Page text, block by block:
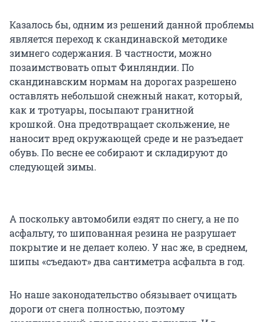
Казалось бы, одним из решений данной проблемы
является переход к скандинавской методике
зимнего содержания. В частности, можно
позаимствовать опыт Финляндии. По
скандинавским нормам на дорогах разрешено
оставлять небольшой снежный накат, который,
как и тротуары, посыпают гранитной
крошкой. Она предотвращает скольжение, не
наносит вред окружающей среде и не разъедает
обувь. По весне ее собирают и складируют до
следующей зимы.
А поскольку автомобили ездят по снегу, а не по
асфальту, то шипованная резина не разрушает
покрытие и не делает колею. У нас же, в среднем,
шипы «съедают» два сантиметра асфальта в год.
Но наше законодательство обязывает очищать
дороги от снега полностью, поэтому